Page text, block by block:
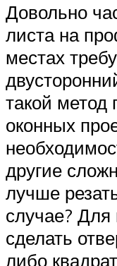
Довольно
листа на
местах
такой
оконных
другие
лучше
случае? Для
сделать
либо